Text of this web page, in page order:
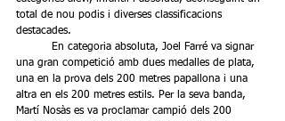
total de nou podis i diverses classificacions
destacades.
una gran competició amb dues medalles de plata,
una en la prova dels 200 metres papallona i una
altra en els 200 metres estils. Per la seva banda,
Martí Nosàs es va proclamar campió dels 200